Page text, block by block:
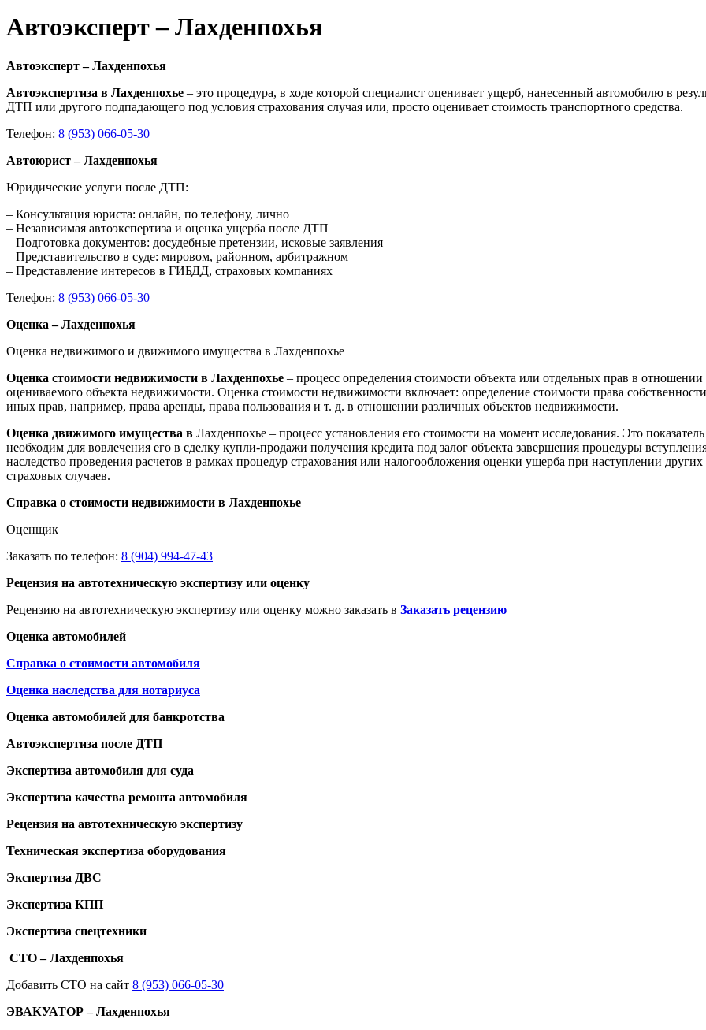
Автоэксперт – Лахденпохья
Автоэксперт – Лахденпохья
Автоэкспертиза в Лахденпохье – это процедура, в ходе которой специалист оценивает ущерб, нанесенный автомобилю в
ДТП или другого подпадающего под условия страхования случая или, просто оценивает стоимость транспортного средства.
Телефон: 8 (953) 066-05-30
Автоюрист – Лахденпохья
Юридические услуги после ДТП:
– Консультация юриста: онлайн, по телефону, лично
– Независимая автоэкспертиза и оценка ущерба после ДТП
– Подготовка документов: досудебные претензии, исковые заявления
– Представительство в суде: мировом, районном, арбитражном
– Представление интересов в ГИБДД, страховых компаниях
Телефон: 8 (953) 066-05-30
Оценка – Лахденпохья
Оценка недвижимого и движимого имущества в Лахденпохье
Оценка стоимости недвижимости в Лахденпохье – процесс определения стоимости объекта или отдельных прав в отношении
оцениваемого объекта недвижимости. Оценка стоимости недвижимости включает: определение стоимости права
иных прав, например, права аренды, права пользования и т. д. в отношении различных объектов недвижимости.
Оценка движимого имущества в Лахденпохье – процесс установления его стоимости на момент исследования. Это показатель
необходим для вовлечения его в сделку купли-продажи получения кредита под залог объекта завершения процедуры
наследство проведения расчетов в рамках процедур страхования или налогообложения оценки ущерба при наступлении других
страховых случаев.
Справка о стоимости недвижимости в Лахденпохье
Оценщик
Заказать по телефон: 8 (904) 994-47-43
Рецензия на автотехническую экспертизу или оценку
Рецензию на автотехническую экспертизу или оценку можно заказать в Заказать рецензию
Оценка автомобилей
Справка о стоимости автомобиля
Оценка наследства для нотариуса
Оценка автомобилей для банкротства
Автоэкспертиза после ДТП
Экспертиза автомобиля для суда
Экспертиза качества ремонта автомобиля
Рецензия на автотехническую экспертизу
Техническая экспертиза оборудования
Экспертиза ДВС
Экспертиза КПП
Экспертиза спецтехники
СТО – Лахденпохья
Добавить СТО на сайт 8 (953) 066-05-30
ЭВАКУАТОР – Лахденпохья